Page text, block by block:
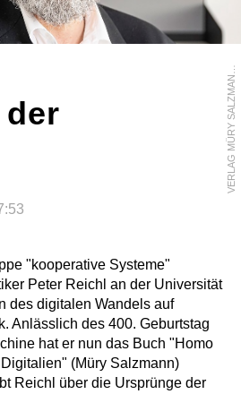
V
E
R
L
A
G
M
Ü
R
Y
S
A
L
Z
M
A
N
N
/
W
O
L
F
G
A
N
G
W
O
L
A
K
der
"kooperative Systeme"
Peter Reichl an der Universität
des digitalen Wandels auf
Anlässlich des 400. Geburtstag
hat er nun das Buch "Homo
(Müry Salzmann)
Reichl über die Ursprünge der